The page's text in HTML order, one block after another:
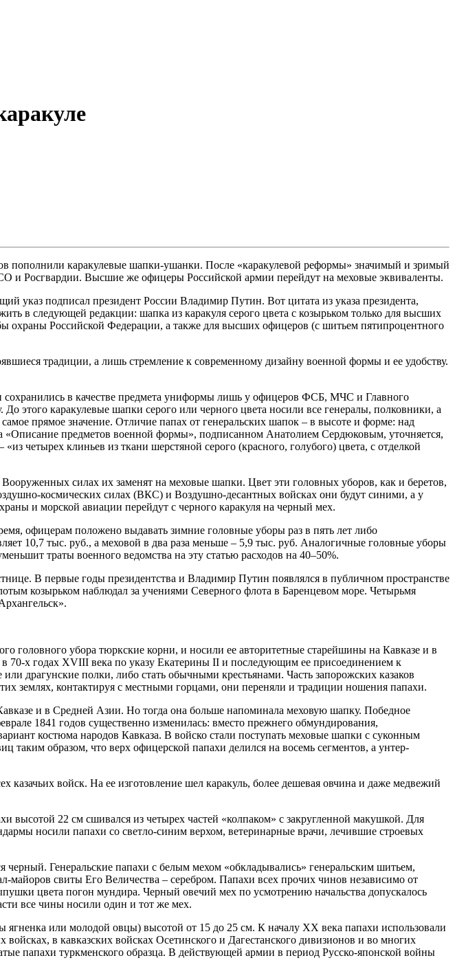
пополнили каракулевые шапки-ушанки. После «каракулевой реформы» значимый и зримый
и Росгвардии. Высшие же офицеры Российской армии перейдут на меховые эквиваленты.
указ подписал президент России Владимир Путин. Вот цитата из указа президента,
в следующей редакции: шапка из каракуля серого цвета с козырьком только для высших
охраны Российской Федерации, а также для высших офицеров (с шитьем пятипроцентного
традиции, а лишь стремление к современному дизайну военной формы и ее удобству.
в качестве предмета униформы лишь у офицеров ФСБ, МЧС и Главного
этого каракулевые шапки серого или черного цвета носили все генералы, полковники, а
прямое значение. Отличие папах от генеральских шапок – в высоте и форме: над
предметов военной формы», подписанном Анатолием Сердюковым, уточняется,
четырех клиньев из ткани шерстяной серого (красного, голубого) цвета, с отделкой
силах их заменят на меховые шапки. Цвет эти головных уборов, как и беретов,
космических силах (ВКС) и Воздушно-десантных войсках они будут синими, а у
и морской авиации перейдут с черного каракуля на черный мех.
офицерам положено выдавать зимние головные уборы раз в пять лет либо
10,7 тыс. руб., а меховой в два раза меньше – 5,9 тыс. руб. Аналогичные головные уборы
траты военного ведомства на эту статью расходов на 40–50%.
В первые годы президентства и Владимир Путин появлялся в публичном пространстве
козырьком наблюдал за учениями Северного флота в Баренцевом море. Четырьмя
головного убора тюркские корни, и носили ее авторитетные старейшины на Кавказе и в
70-х годах XVIII века по указу Екатерины II и последующим ее присоединением к
драгунские полки, либо стать обычными крестьянами. Часть запорожских казаков
землях, контактируя с местными горцами, они переняли и традиции ношения папахи.
и в Средней Азии. Но тогда она больше напоминала меховую шапку. Победное
1841 годов существенно изменилась: вместо прежнего обмундирования,
костюма народов Кавказа. В войско стали поступать меховые шапки с суконным
таким образом, что верх офицерской папахи делился на восемь сегментов, а унтер-
войск. На ее изготовление шел каракуль, более дешевая овчина и даже медвежий
высотой 22 см сшивался из четырех частей «колпаком» с закругленной макушкой. Для
носили папахи со светло-синим верхом, ветеринарные врачи, лечившие строевых
Генеральские папахи с белым мехом «обкладывались» генеральским шитьем,
майоров свиты Его Величества – серебром. Папахи всех прочих чинов независимо от
цвета погон мундира. Черный овечий мех по усмотрению начальства допускалось
все чины носили один и тот же мех.
или молодой овцы) высотой от 15 до 25 см. К началу XX века папахи использовали
в кавказских войсках Осетинского и Дагестанского дивизионов и во многих
папахи туркменского образца. В действующей армии в период Русско-японской войны